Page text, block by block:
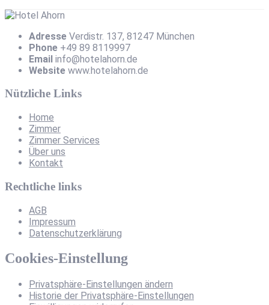
Adresse Verdistr. 137, 81247 München
Phone +49 89 8119997
Email info@hotelahorn.de
Website www.hotelahorn.de
Nützliche Links
Home
Zimmer
Zimmer Services
Über uns
Kontakt
Rechtliche links
AGB
Impressum
Datenschutzerklärung
Cookies-Einstellung
Privatsphäre-Einstellungen ändern
Historie der Privatsphäre-Einstellungen